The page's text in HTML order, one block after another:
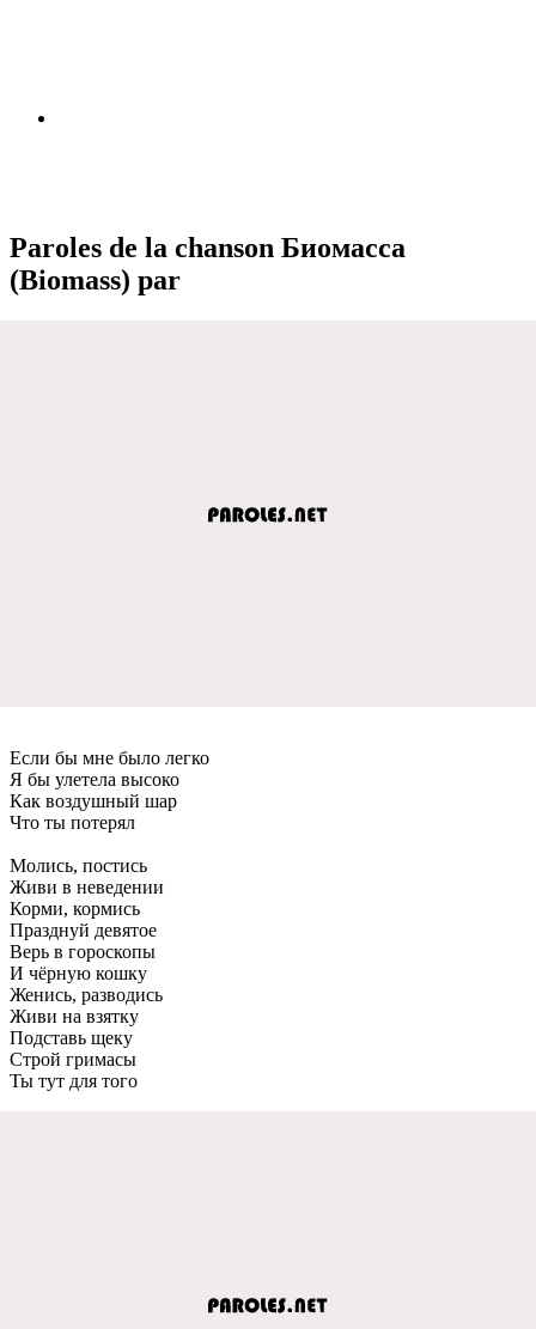
Paroles de la chanson Биомасса
(Biomass) par
Если бы мне было легко
Я бы улетела высоко
Как воздушный шар
Что ты потерял
Молись, постись
Живи в неведении
Корми, кормись
Празднуй девятое
Верь в гороскопы
И чёрную кошку
Женись, разводись
Живи на взятку
Подставь щеку
Строй гримасы
Ты тут для того